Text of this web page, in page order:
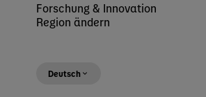
Forschung & Innovation
Region ändern
Deutsch